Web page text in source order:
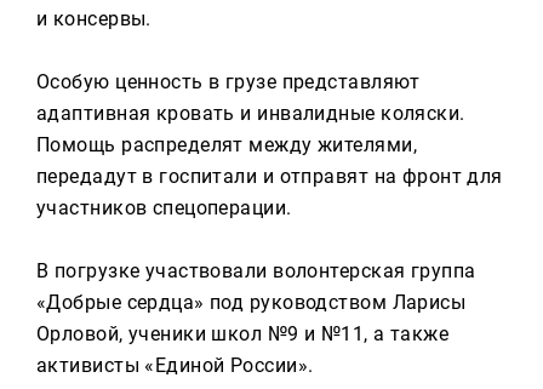
и консервы.
Особую ценность в грузе представляют
адаптивная кровать и инвалидные коляски.
Помощь распределят между жителями,
передадут в госпитали и отправят на фронт для
участников спецоперации.
В погрузке участвовали волонтерская группа
«Добрые сердца» под руководством Ларисы
Орловой, ученики школ №9 и №11, а также
активисты «Единой России».